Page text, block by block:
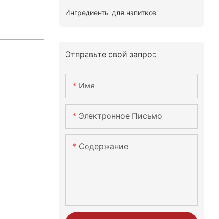
Ингредиенты для напитков
Отправьте свой запрос
Имя
Электронное Письмо
Содержание